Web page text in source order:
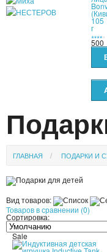
105
г
500
ГЛАВНАЯ ПОДАРКИ И
Вид товаров:
Товаров в сравнении (0)
Сортировка:
Sale